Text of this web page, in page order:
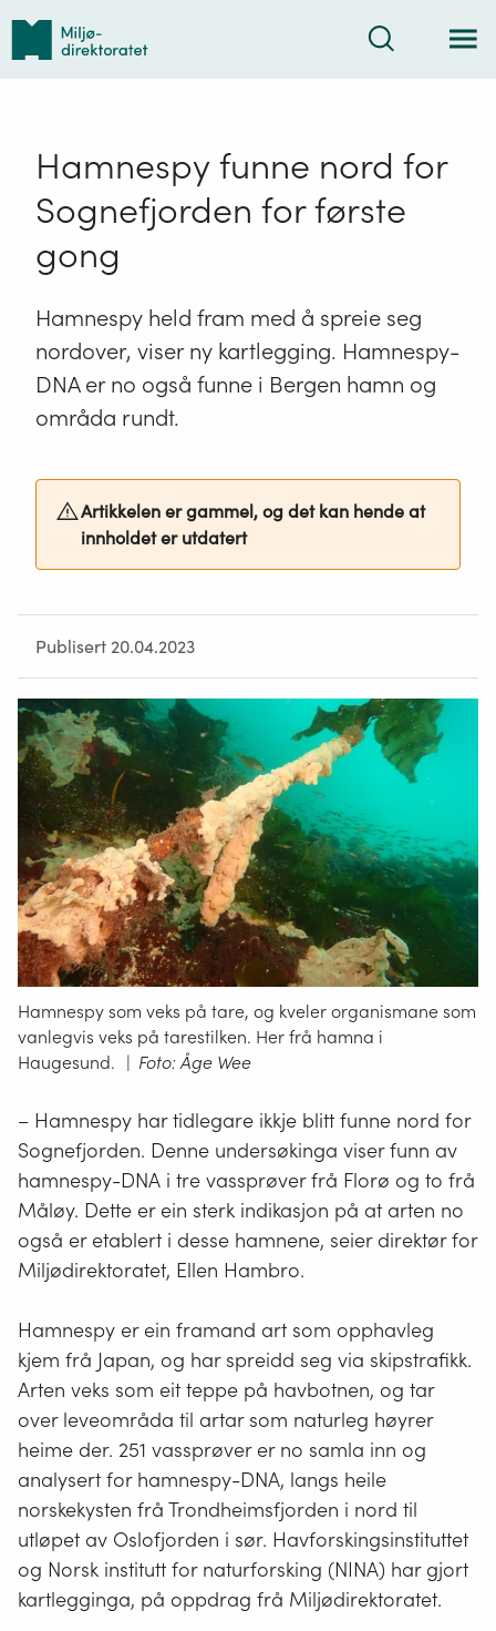
Tilbake
forsiden
Søk
Hamnespy funne nord for
Sognefjorden for første
gong
Hamnespy held fram med å spreie seg
nordover, viser ny kartlegging. Hamnespy-
DNA er no også funne i Bergen hamn og
områda rundt.
Artikkelen er gammel, og det kan hende at
innholdet er utdatert
Publisert 20.04.2023
Hamnespy som veks på tare, og kveler organismane som
vanlegvis veks på tarestilken. Her frå hamna i
Haugesund. | Foto: Åge Wee
– Hamnespy har tidlegare ikkje blitt funne nord for
Sognefjorden. Denne undersøkinga viser funn av
hamnespy-DNA i tre vassprøver frå Florø og to frå
Måløy. Dette er ein sterk indikasjon på at arten no
også er etablert i desse hamnene, seier direktør for
Miljødirektoratet, Ellen Hambro.
Hamnespy er ein framand art som opphavleg
kjem frå Japan, og har spreidd seg via skipstrafikk.
Arten veks som eit teppe på havbotnen, og tar
over leveområda til artar som naturleg høyrer
heime der. 251 vassprøver er no samla inn og
analysert for hamnespy-DNA, langs heile
norskekysten frå Trondheimsfjorden i nord til
utløpet av Oslofjorden i sør. Havforskingsinstituttet
og Norsk institutt for naturforsking (NINA) har gjort
kartlegginga, på oppdrag frå Miljødirektoratet.